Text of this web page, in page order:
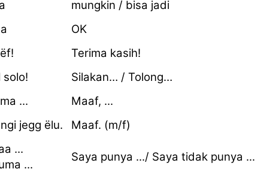
mungkin / bisa jadi
OK
Terima kasih!
solo!
Silakan… / Tolong…
...
Maaf, ...
jegg ëlu.
Maaf. (m/f)
...
...
Saya punya .../ Saya tidak punya ...